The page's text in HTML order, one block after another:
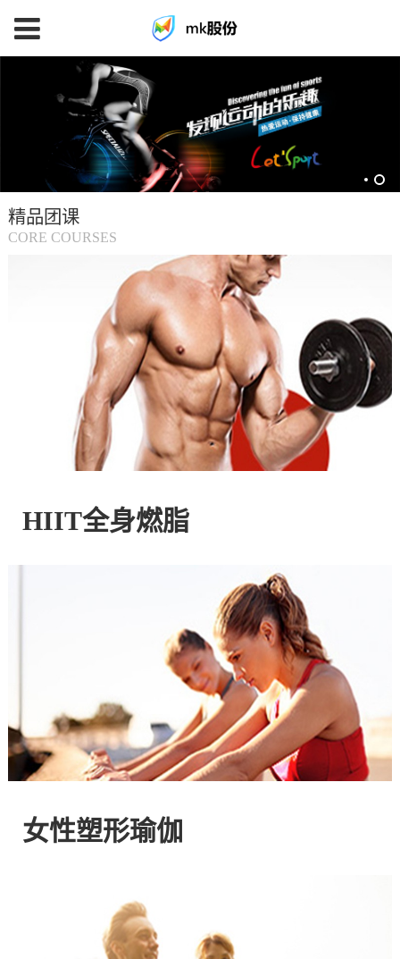
育
(中
有
官
方
网
精品团课
CORE COURSES
HIIT全身燃脂
女性塑形瑜伽